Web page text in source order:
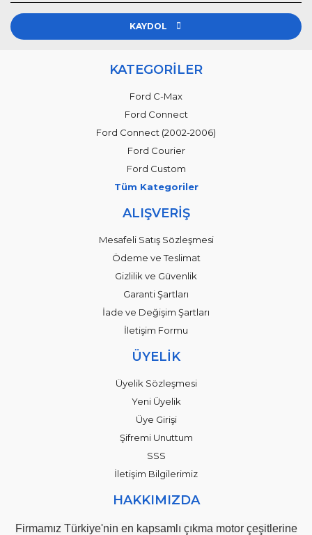
KAYDOL
KATEGORİLER
Ford C-Max
Ford Connect
Ford Connect (2002-2006)
Ford Courier
Ford Custom
Tüm Kategoriler
ALIŞVERİŞ
Mesafeli Satış Sözleşmesi
Ödeme ve Teslimat
Gizlilik ve Güvenlik
Garanti Şartları
İade ve Değişim Şartları
İletişim Formu
ÜYELİK
Üyelik Sözleşmesi
Yeni Üyelik
Üye Girişi
Şifremi Unuttum
SSS
İletişim Bilgilerimiz
HAKKIMIZDA
Firmamız Türkiye'nin en kapsamlı çıkma motor çeşitlerine